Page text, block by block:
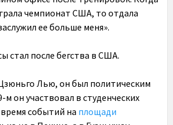
чемпионат США, то отдала
ее больше меня».
стал после бегства в США.
Лью, он был политическим
м он участвовал в студенческих
событий на площади